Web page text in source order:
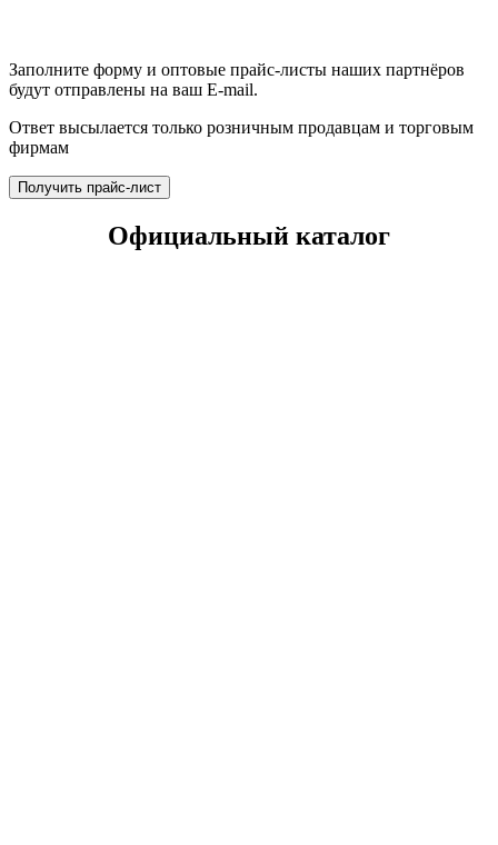
Заполните форму и оптовые прайс-листы наших партнёров
будут отправлены на ваш E-mail.
Ответ высылается только розничным продавцам и торговым
фирмам
Получить прайс-лист
Официальный каталог